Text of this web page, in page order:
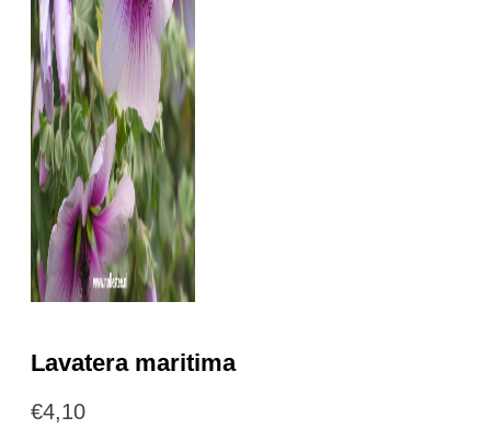
Lavatera maritima
€4,10